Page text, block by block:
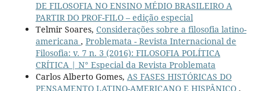
DE FILOSOFIA NO ENSINO MÉDIO BRASILEIRO A
PARTIR DO PROF-FILO – edição especial
Telmir Soares, Considerações sobre a filosofia latino-
americana , Problemata - Revista Internacional de
Filosofia: v. 7 n. 3 (2016): FILOSOFIA POLÍTICA
CRÍTICA | N° Especial da Revista Problemata
Carlos Alberto Gomes, AS FASES HISTÓRICAS DO
PENSAMENTO LATINO-AMERICANO E HISPÂNICO ,